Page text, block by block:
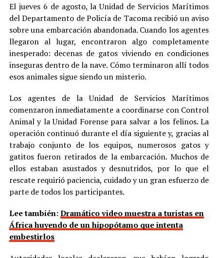
El jueves 6 de agosto, la Unidad de Servicios Marítimos
del Departamento de Policía de Tacoma recibió un aviso
sobre una embarcación abandonada. Cuando los agentes
llegaron al lugar, encontraron algo completamente
inesperado: decenas de gatos viviendo en condiciones
inseguras dentro de la nave. Cómo terminaron allí todos
esos animales sigue siendo un misterio.
Los agentes de la Unidad de Servicios Marítimos
comenzaron inmediatamente a coordinarse con Control
Animal y la Unidad Forense para salvar a los felinos. La
operación continuó durante el día siguiente y, gracias al
trabajo conjunto de los equipos, numerosos gatos y
gatitos fueron retirados de la embarcación. Muchos de
ellos estaban asustados y desnutridos, por lo que el
rescate requirió paciencia, cuidado y un gran esfuerzo de
parte de todos los participantes.
Lee también:Dramático video muestra a turistas en
África huyendo de un hipopótamo que intenta
embestirlos